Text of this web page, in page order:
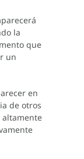
la
que
un
en
de otros
altamente